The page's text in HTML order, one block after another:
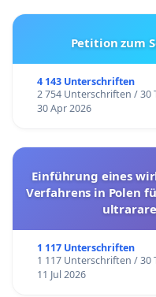
Petition zum
4 143 Unterschriften
2 754 Unterschriften / 30
30 Apr 2026
Einführung eines
Verfahrens in Polen
1 117 Unterschriften
1 117 Unterschriften / 30
11 Jul 2026